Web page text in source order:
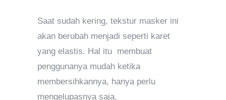
Saat sudah kering, tekstur masker ini
akan berubah menjadi seperti karet
yang elastis. Hal itu membuat
penggunanya mudah ketika
membersihkannya, hanya perlu
mengelupasnya saja.